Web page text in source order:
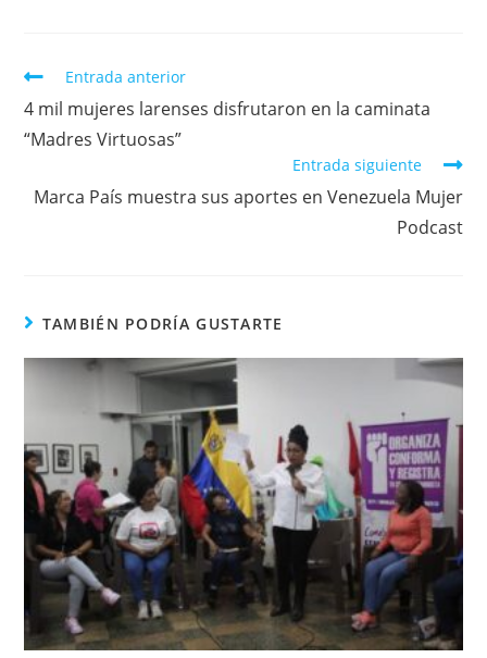
Entrada anterior
4 mil mujeres larenses disfrutaron en la caminata
“Madres Virtuosas”
Entrada siguiente
Marca País muestra sus aportes en Venezuela Mujer
Podcast
TAMBIÉN PODRÍA GUSTARTE